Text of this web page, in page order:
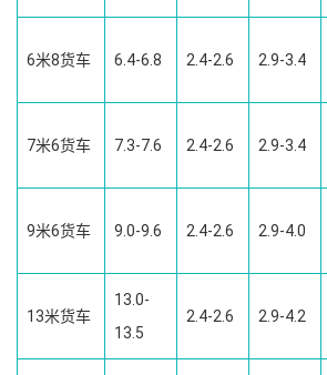
6米8货车 6.4-6.8 2.4-2.6 2.9-3.4
7米6货车 7.3-7.6 2.4-2.6 2.9-3.4
9米6货车 9.0-9.6 2.4-2.6 2.9-4.0
13米货车
13.0-
13.5
2.4-2.6 2.9-4.2